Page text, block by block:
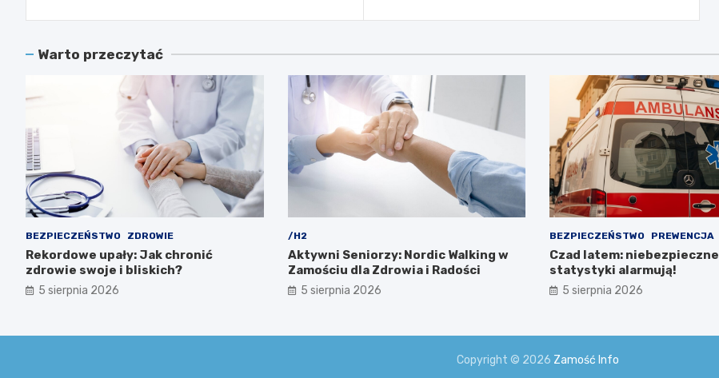
Warto przeczytać
BEZPIECZEŃSTWO ZDROWIE
Rekordowe upały: Jak chronić
zdrowie swoje i bliskich?
5 sierpnia 2026
/H2
Aktywni Seniorzy: Nordic Walking w
Zamościu dla Zdrowia i Radości
5 sierpnia 2026
BEZPIECZEŃSTWO PREWENCJA
Czad latem: niebezpieczne
statystyki alarmują!
5 sierpnia 2026
Copyright © 2026 Zamość Info